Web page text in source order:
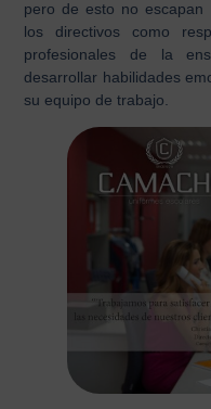
pero de esto no escapan
los directivos como
profesionales de la
desarrollar habilidades
su equipo de trabajo.